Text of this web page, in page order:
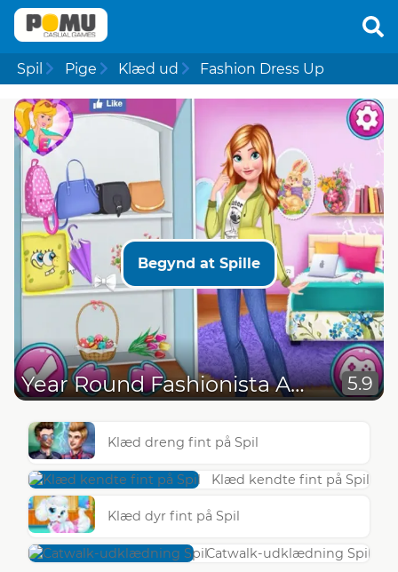
Spil Pige Klæd ud Fashion Dress Up
Begynd at Spille
Year Round Fashionista Anna 5.9
Klæd dreng fint på Spil
Klæd kendte fint på Spil
Klæd dyr fint på Spil
Catwalk-udklædning Spil